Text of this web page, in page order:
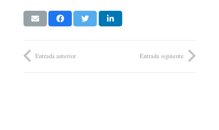
Entrada anterior Entrada siguiente